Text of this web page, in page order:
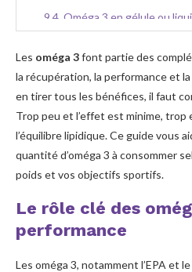
Oméga 3 en gélule ou
Les oméga 3font partie des
la récupération, la performance et
en tirer tous les bénéfices, il faut
Trop peu et l’effet est minime, trop
l’équilibre lipidique. Ce guide vous
quantité d’oméga 3 à consommer
poids et vos objectifs sportifs.
Le rôle clé des
performance
Les oméga 3, notamment l’EPA et